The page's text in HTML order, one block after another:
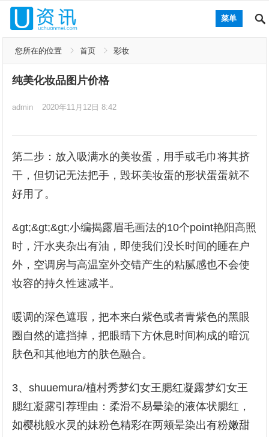
菜单
您所在的位置 首页 彩妆
纯美化妆品图片价格
admin 2020年11月12日 8:42
第二步：放入吸满水的美妆蛋，用手或毛巾将其挤
干，但切记无法把手，毁坏美妆蛋的形状蛋蛋就不
好用了。
&gt;&gt;&gt;小编揭露眉毛画法的10个point艳阳高照
时，汗水夹杂出有油，即使我们没长时间的睡在户
外，空调房与高温室外交错产生的粘腻感也不会使
妆容的持久性速减半。
暖调的深色遮瑕，把本来白紫色或者青紫色的黑眼
圈自然的遮挡掉，把眼睛下方休息时间构成的暗沉
肤色和其他地方的肤色融合。
3、shuuemura/植村秀梦幻女王腮红凝露梦幻女王
腮红凝露引荐理由：柔滑不易晕染的液体状腮红，
如樱桃般水灵的妹粉色精彩在两颊晕染出有粉嫩甜